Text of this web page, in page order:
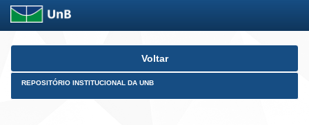
Skip
Voltar
REPOSITÓRIO INSTITUCIONAL DA UNB